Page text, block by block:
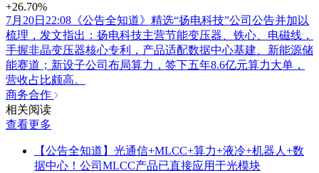
+26.70%
7月20日22:08《公告全知道》精选“扬电科技”公司公告并加以
梳理，发文指出：扬电科技主营节能变压器、铁心、电磁线，
手握非晶变压器核心专利，产品适配数据中心基建、新能源储
能赛道；新设子公司布局算力，签下五年8.6亿元算力大单，
营收占比颇高。
商务合作
相关阅读
查看更多
【公告全知道】光通信+MLCC+算力+液冷+机器人+数
据中心！公司MLCC产品已直接应用于光模块